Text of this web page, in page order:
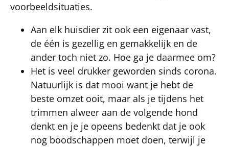
voorbeeldsituaties.
Aan elk huisdier zit ook een eigenaar vast,
de één is gezellig en gemakkelijk en de
ander toch niet zo. Hoe ga je daarmee om?
Het is veel drukker geworden sinds corona.
Natuurlijk is dat mooi want je hebt de
beste omzet ooit, maar als je tijdens het
trimmen alweer aan de volgende hond
denkt en je je opeens bedenkt dat je ook
nog boodschappen moet doen, terwijl je